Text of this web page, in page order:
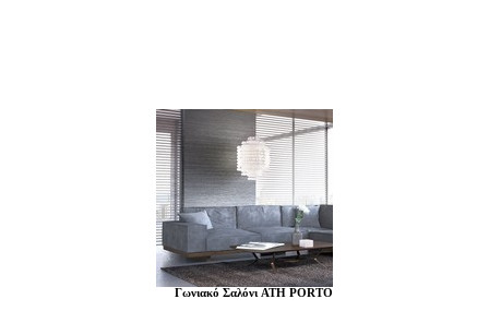
Γωνιακό Σαλόνι ATH PORTO